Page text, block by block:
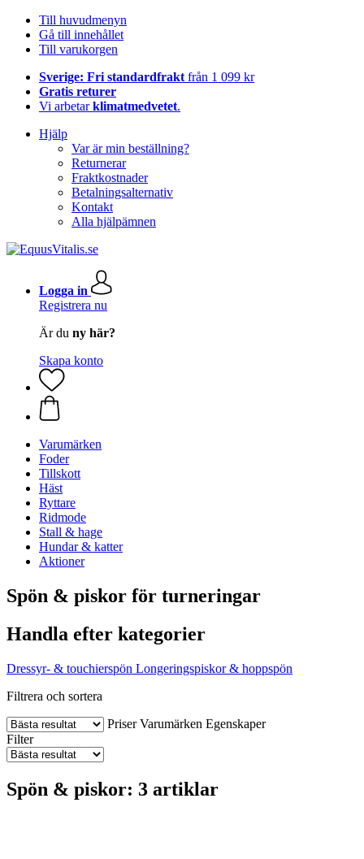
Till huvudmenyn
Gå till innehållet
Till varukorgen
Sverige: Fri standardfrakt från 1 099 kr
Gratis returer
Vi arbetarklimatmedvetet.
Hjälp
Var är min beställning?
Returnerar
Fraktkostnader
Betalningsalternativ
Kontakt
Alla hjälpämnen
Logga in
Registrera nu
Är du ny här?
Skapa konto
Varumärken
Foder
Tillskott
Häst
Ryttare
Ridmode
Stall & hage
Hundar & katter
Aktioner
Spön & piskor för turneringar
Handla efter kategorier
Dressyr- & touchierspön Longeringspiskor & hoppspön
Filtrera och sortera
Priser Varumärken Egenskaper
Filter
Spön & piskor: 3 artiklar